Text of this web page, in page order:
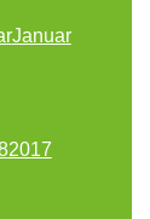
Januar
2017